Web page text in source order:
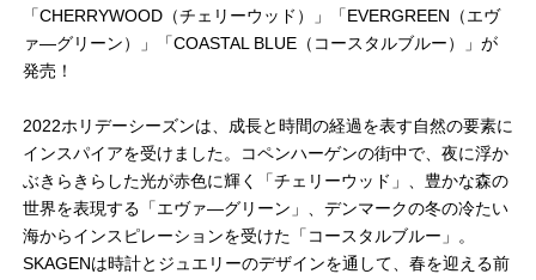
「CHERRYWOOD（チェリーウッド）」「EVERGREEN（エヴ
ァ―グリーン）」「COASTAL BLUE（コースタルブルー）」が
発売！
2022ホリデーシーズンは、成長と時間の経過を表す自然の要素に
インスパイアを受けました。コペンハーゲンの街中で、夜に浮か
ぶきらきらした光が赤色に輝く「チェリーウッド」、豊かな森の
世界を表現する「エヴァ―グリーン」、デンマークの冬の冷たい
海からインスピレーションを受けた「コースタルブルー」。
SKAGENは時計とジュエリーのデザインを通して、春を迎える前